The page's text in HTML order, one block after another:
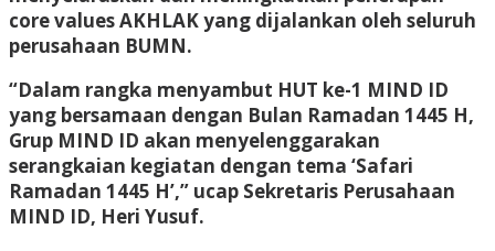
core values AKHLAK yang dijalankan oleh seluruh
perusahaan BUMN.
“Dalam rangka menyambut HUT ke-1 MIND ID
yang bersamaan dengan Bulan Ramadan 1445 H,
Grup MIND ID akan menyelenggarakan
serangkaian kegiatan dengan tema ‘Safari
Ramadan 1445 H’,” ucap Sekretaris Perusahaan
MIND ID, Heri Yusuf.